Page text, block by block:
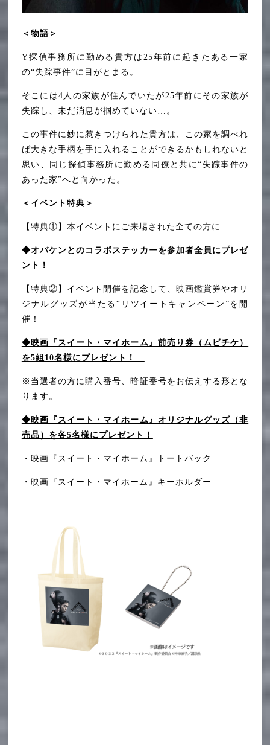
＜物語＞
Y探偵事務所に勤める貴方は25年前に起きたある一家
の“失踪事件”に目がとまる。
そこには4人の家族が住んでいたが25年前にその家族が
失踪し、未だ消息が掴めていない…。
この事件に妙に惹きつけられた貴方は、この家を調べれ
ば大きな手柄を手に入れることができるかもしれないと
思い、同じ探偵事務所に勤める同僚と共に“失踪事件の
あった家”へと向かった。
＜イベント特典＞
【特典①】本イベントにご来場された全ての方に
◆オバケンとのコラボステッカーを参加者全員にプレゼ
ント！
【特典②】イベント開催を記念して、映画鑑賞券やオリ
ジナルグッズが当たる“リツイートキャンペーン”を開
催！
◆映画『スイート・マイホーム』前売り券（ムビチケ）
を5組10名様にプレゼント！
※当選者の方に購入番号、暗証番号をお伝えする形とな
ります。
◆映画『スイート・マイホーム』オリジナルグッズ（非
売品）を各5名様にプレゼント！
・映画『スイート・マイホーム』トートバック
・映画『スイート・マイホーム』キーホルダー